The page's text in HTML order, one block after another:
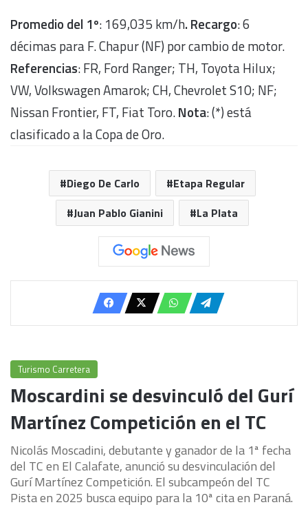
Promedio del 1º: 169,035 km/h. Recargo: 6
décimas para F. Chapur (NF) por cambio de motor.
Referencias: FR, Ford Ranger; TH, Toyota Hilux;
VW, Volkswagen Amarok; CH, Chevrolet S10; NF;
Nissan Frontier, FT, Fiat Toro.Nota: (*) está
clasificado a la Copa de Oro.
Diego De Carlo
Etapa Regular
Juan Pablo Gianini
La Plata